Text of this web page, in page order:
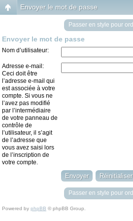
Envoyer le mot de passe
Passer en style pour
Envoyer le mot de passe
Nom d’utilisateur:
Adresse e-mail:
Ceci doit être
l’adresse e-mail qui
est associée à votre
compte. Si vous ne
l’avez pas modifié
par l’intermédiaire
de votre panneau de
contrôle de
l’utilisateur, il s’agit
de l’adresse que
vous avez saisi lors
de l’inscription de
votre compte.
Passer en style pour
Powered by phpBB © phpBB Group.